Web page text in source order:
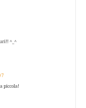
^_^
piccola!